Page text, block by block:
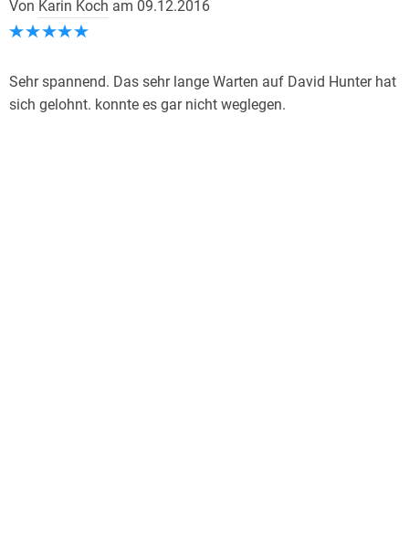
Von Karin Koch am 09.12.2016
Sehr spannend. Das sehr lange Warten auf David Hunter hat
sich gelohnt. konnte es gar nicht weglegen.